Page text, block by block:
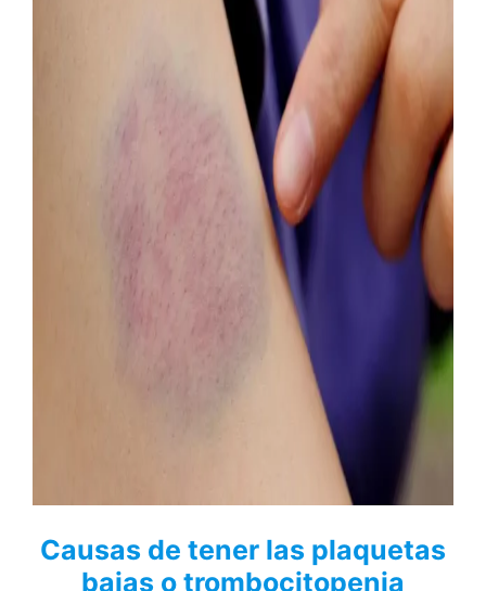
Causas de tener las plaquetas
bajas o trombocitopenia